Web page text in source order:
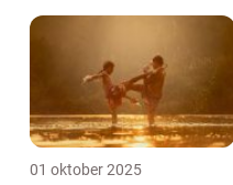
01 oktober 2025